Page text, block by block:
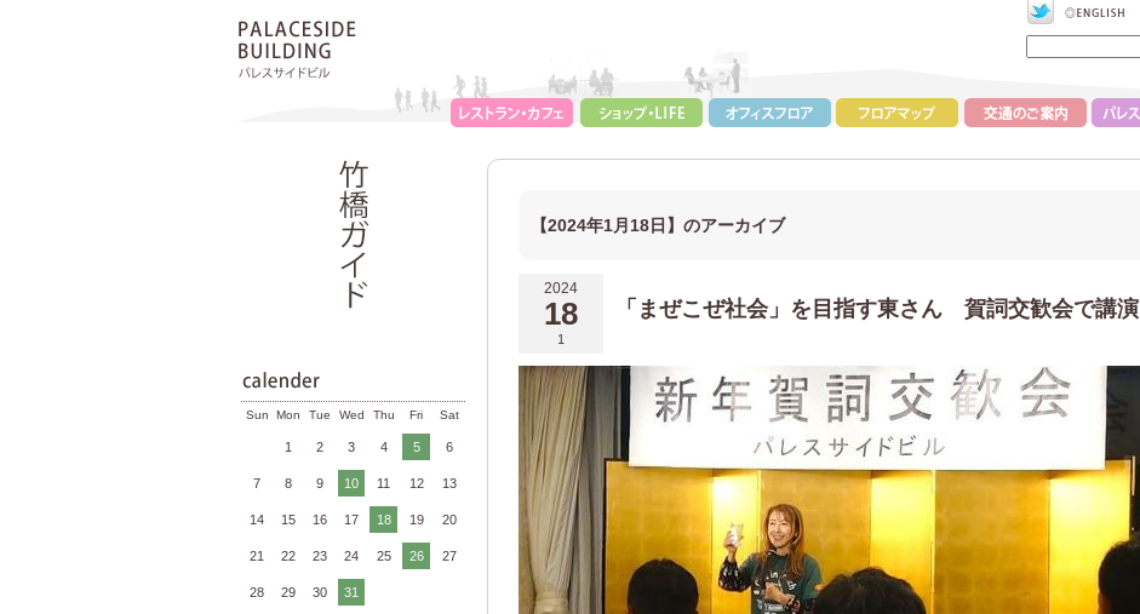
【2024年1月18日】のアーカイブ
2024
18
1
「まぜこぜ社会」を目指す東さん 賀詞交歓会で講演
Sun Mon Tue Wed Thu Fri Sat
1 2 3 4 5 6
7 8 9 10 11 12 13
14 15 16 17 18 19 20
21 22 23 24 25 26 27
28 29 30 31